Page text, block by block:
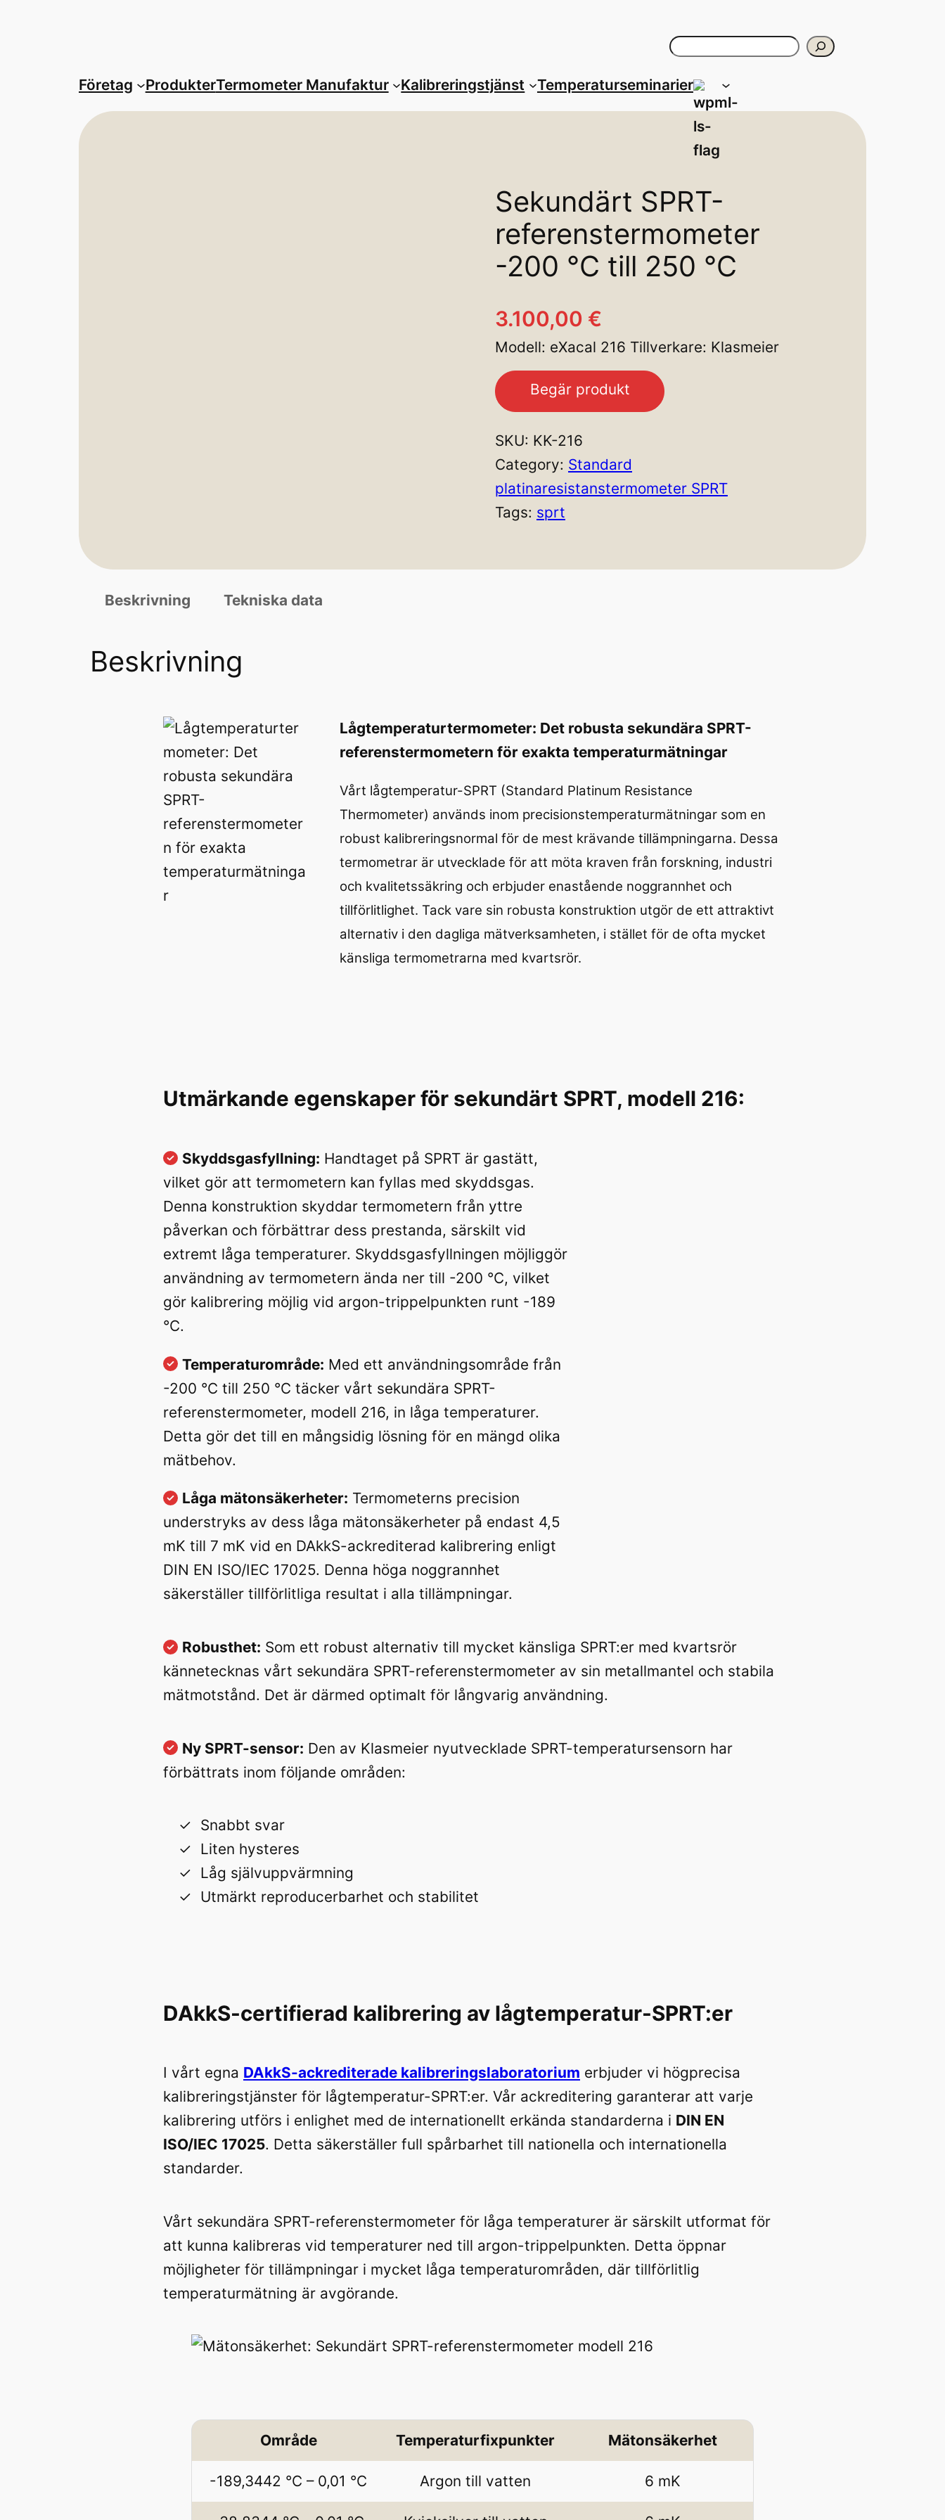
Sök
Företag ProdukterTermometer Manufaktur Kalibreringstjänst Temperaturseminarier
Sekundärt SPRT-
referenstermometer
-200 °C till 250 °C
3.100,00 €
Modell: eXacal 216 Tillverkare: Klasmeier
Begär produkt
SKU: KK-216
Category: Standard
platinaresistanstermometer SPRT
Tags: sprt
Beskrivning Tekniska data
Beskrivning
Lågtemperaturtermometer: Det robusta sekundära SPRT-
referenstermometern för exakta temperaturmätningar
Vårt lågtemperatur-SPRT (Standard Platinum Resistance
Thermometer) används inom precisions­temperaturmätningar som en
robust kalibreringsnormal för de mest krävande tillämpningarna. Dessa
termometrar är utvecklade för att möta kraven från forskning, industri
och kvalitetssäkring och erbjuder enastående noggrannhet och
tillförlitlighet. Tack vare sin robusta konstruktion utgör de ett attraktivt
alternativ i den dagliga mätverksamheten, i stället för de ofta mycket
känsliga termometrarna med kvartsrör.
Utmärkande egenskaper för sekundärt SPRT, modell 216:
Skyddsgasfyllning: Handtaget på SPRT är gastätt,
vilket gör att termometern kan fyllas med skyddsgas.
Denna konstruktion skyddar termometern från yttre
påverkan och förbättrar dess prestanda, särskilt vid
extremt låga temperaturer. Skyddsgasfyllningen möjliggör
användning av termometern ända ner till -200 °C, vilket
gör kalibrering möjlig vid argon-trippelpunkten runt -189
°C.
Temperaturområde: Med ett användningsområde från
-200 °C till 250 °C täcker vårt sekundära SPRT-
referenstermometer, modell 216, in låga temperaturer.
Detta gör det till en mångsidig lösning för en mängd olika
mätbehov.
Låga mätonsäkerheter: Termometerns precision
understryks av dess låga mätonsäkerheter på endast 4,5
mK till 7 mK vid en DAkkS-ackrediterad kalibrering enligt
DIN EN ISO/IEC 17025. Denna höga noggrannhet
säkerställer tillförlitliga resultat i alla tillämpningar.
Robusthet: Som ett robust alternativ till mycket känsliga SPRT:er med kvartsrör
kännetecknas vårt sekundära SPRT-referenstermometer av sin metallmantel och stabila
mätmotstånd. Det är därmed optimalt för långvarig användning.
Ny SPRT-sensor: Den av Klasmeier nyutvecklade SPRT-temperatursensorn har
förbättrats inom följande områden:
Snabbt svar
Liten hysteres
Låg självuppvärmning
Utmärkt reproducerbarhet och stabilitet
DAkkS-certifierad kalibrering av lågtemperatur-SPRT:er
I vårt egna DAkkS-ackrediterade kalibreringslaboratorium erbjuder vi högprecisa
kalibreringstjänster för lågtemperatur-SPRT:er. Vår ackreditering garanterar att varje
kalibrering utförs i enlighet med de internationellt erkända standarderna i DIN EN
ISO/IEC 17025. Detta säkerställer full spårbarhet till nationella och internationella
standarder.
Vårt sekundära SPRT-referenstermometer för låga temperaturer är särskilt utformat för
att kunna kalibreras vid temperaturer ned till argon-trippelpunkten. Detta öppnar
möjligheter för tillämpningar i mycket låga temperaturområden, där tillförlitlig
temperaturmätning är avgörande.
Område Temperaturfixpunkter Mätonsäkerhet
-189,3442 °C – 0,01 °C Argon till vatten 6 mK